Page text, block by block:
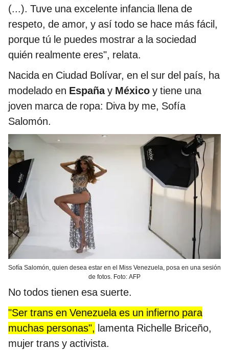
(...). Tuve una excelente infancia llena de
respeto, de amor, y así todo se hace más fácil,
porque tú le puedes mostrar a la sociedad
quién realmente eres", relata.
Nacida en Ciudad Bolívar, en el sur del país, ha
modelado en Españay México y tiene una
joven marca de ropa: Diva by me, Sofía
Salomón.
Sofía Salomón, quien desea estar en el Miss Venezuela, posa en una sesión
de fotos. Foto: AFP
No todos tienen esa suerte.
"Ser trans en Venezuela es un infierno para
muchas personas", lamenta Richelle Briceño,
mujer trans y activista.